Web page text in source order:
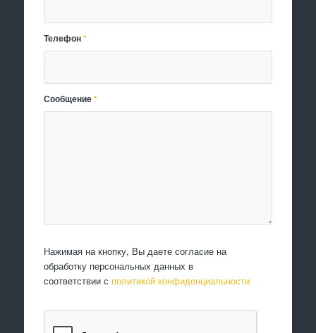
Телефон*
Сообщение*
Нажимая на кнопку, Вы даете согласие на
обработку персональных данных в
соответствии с политикой конфиденциальности